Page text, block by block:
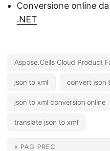
Conversione online
.NET
Aspose.Cells Cloud Product
json to xml convert json
json to xml conversion online
translate json to xml
« PAG PREC